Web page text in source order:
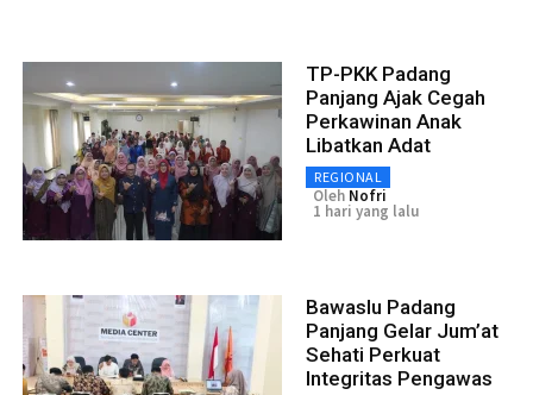
TP-PKK Padang
Panjang Ajak Cegah
Perkawinan Anak
Libatkan Adat
REGIONAL
Oleh Nofri
1 hari yang lalu
Bawaslu Padang
Panjang Gelar Jum’at
Sehati Perkuat
Integritas Pengawas